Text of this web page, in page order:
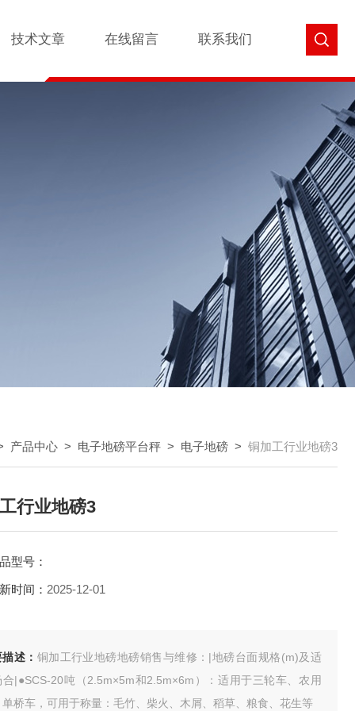
技术文章 在线留言 联系我们
产品中心 > 电子地磅平台秤 > 电子地磅 > 铜加工行业地磅3
行业地磅3
型号：
时间： 2025-12-01
述： 铜加工行业地磅地磅销售与维修：|地磅台面规格(m)及适
合|●SCS-20吨（2.5m×5m和2.5m×6m）：适用于三轮车、农用
桥车，可用于称量：毛竹、柴火、木屑、稻草、粮食、花生等